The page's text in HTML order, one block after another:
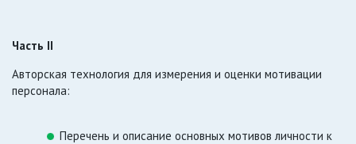
Часть II
Авторская технология для измерения и оценки мотивации
персонала:
Перечень и описание основных мотивов личности к